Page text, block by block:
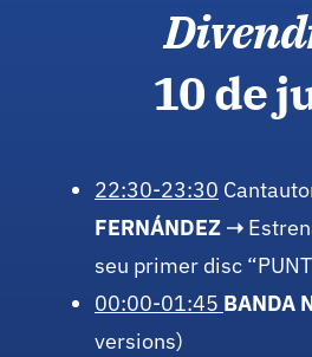
10 de
22:30-23:30
FERNÁNDEZ ➝
seu primer disc
00:00-01:45 BANDA
versions)